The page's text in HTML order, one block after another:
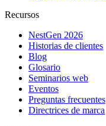
Recursos
NestGen 2026
Historias de clientes
Blog
Glosario
Seminarios web
Eventos
Preguntas frecuentes
Directrices de marca